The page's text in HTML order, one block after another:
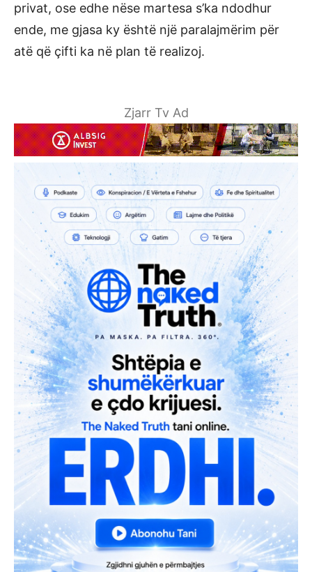
privat, ose edhe nëse martesa s’ka ndodhur
ende, me gjasa ky është një paralajmërim për
atë që çifti ka në plan të realizoj.
Zjarr Tv Ad